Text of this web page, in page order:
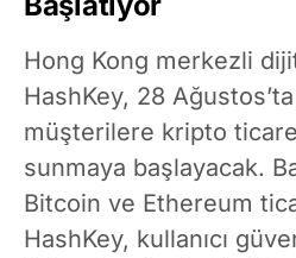
Hong Kong merkezli
HashKey, 28
müşterilere kripto
sunmaya başlayacak.
Bitcoin ve Ethereum
HashKey, kullanıcı